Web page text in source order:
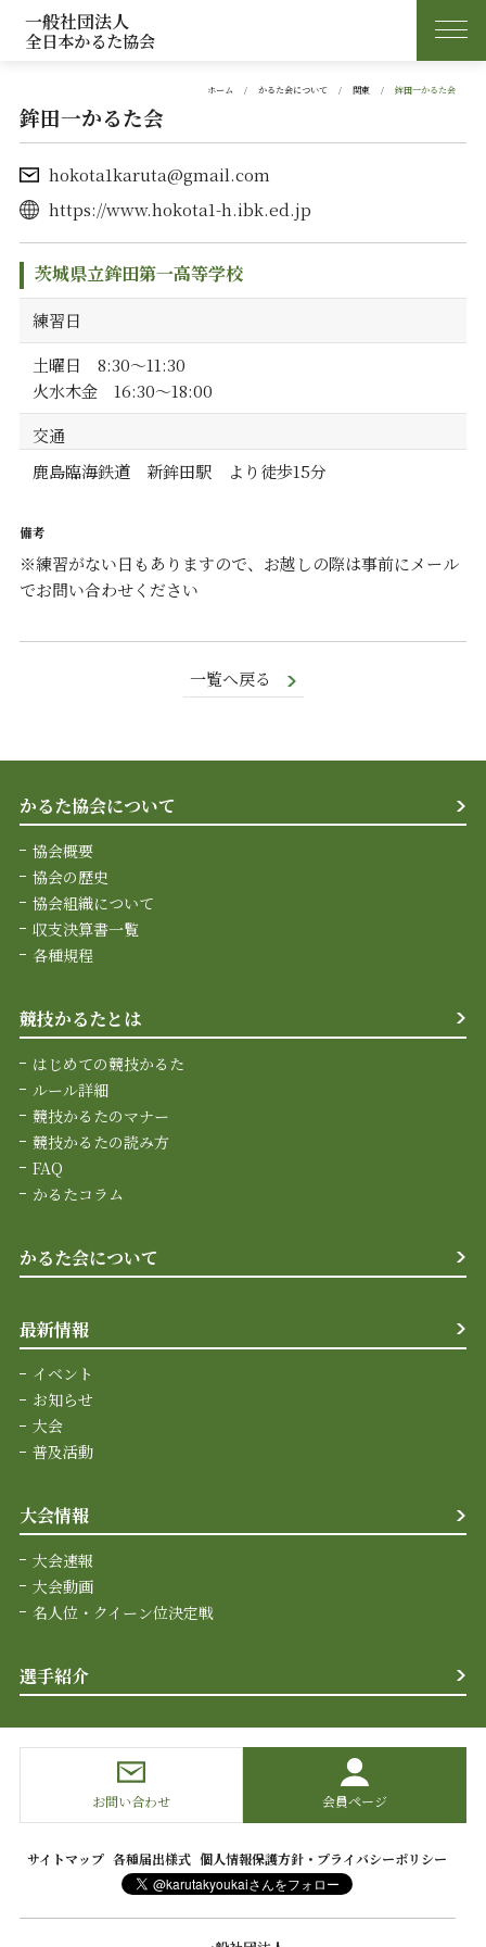
一般社団法人
全日本かるた協会
ホーム かるた会について 関東 鉾田一かるた会
鉾田一かるた会
hokota1karuta@gmail.com
https://www.hokota1-h.ibk.ed.jp
茨城県立鉾田第一高等学校
練習日
土曜日 8:30～11:30
火水木金 16:30～18:00
交通
鹿島臨海鉄道 新鉾田駅 より徒歩15分
※練習がない日もありますので、お越しの際は事前にメール
でお問い合わせください
一覧へ戻る
かるた協会について
協会概要
協会の歴史
協会組織について
収支決算書一覧
各種規程
競技かるたとは
はじめての競技かるた
ルール詳細
競技かるたのマナー
競技かるたの読み方
FAQ
かるたコラム
かるた会について
最新情報
イベント
お知らせ
大会
普及活動
大会情報
大会速報
大会動画
名人位・クイーン位決定戦
選手紹介
お問い合わせ 会員ページ
サイトマップ 各種届出様式 個人情報保護方針・プライバシーポリシー